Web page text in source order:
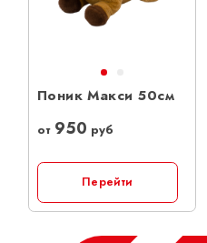
Поник Макси 50см
от 950 руб
Перейти